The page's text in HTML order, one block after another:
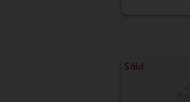
Såld